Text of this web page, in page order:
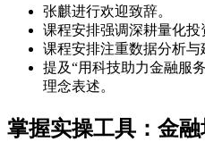
张麒进行欢迎致辞。
课程安排强调深耕量化投
课程安排注重数据分析与
提及“用科技助力金融服
理念表述。
掌握实操工具：金